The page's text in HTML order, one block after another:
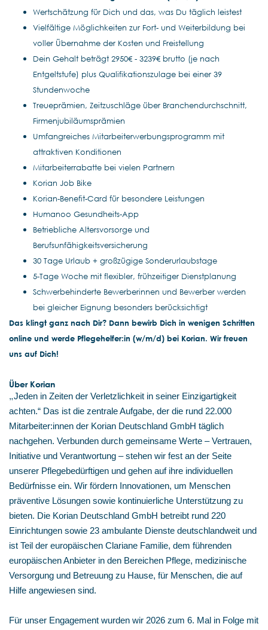
Wertschätzung für Dich und das, was Du täglich leistest
Vielfältige Möglichkeiten zur Fort- und Weiterbildung bei
voller Übernahme der Kosten und Freistellung
Dein ​​Gehalt beträgt 2950€ - 3239€ brutto (je nach
Entgeltstufe) plus Qualifikationszulage bei einer 39
Stundenwoche
Treueprämien, Zeitzuschläge über Branchendurchschnitt,
Firmenjubiläumsprämien
Umfangreiches Mitarbeiterwerbungsprogramm mit
attraktiven Konditionen
Mitarbeiterrabatte bei vielen Partnern
Korian Job Bike
Korian-Benefit-Card für besondere Leistungen
Humanoo Gesundheits-App
Betriebliche Altersvorsorge und
Berufsunfähigkeitsversicherung
30 Tage Urlaub + großzügige Sonderurlaubstage
5-Tage Woche mit flexibler, frühzeitiger Dienstplanung
Schwerbehinderte Bewerberinnen und Bewerber werden
bei gleicher Eignung besonders berücksichtigt
Das klingt ganz nach Dir? Dann bewirb Dich in wenigen Schritten
online und werde Pflegehelfer:in (w/m/d) bei Korian. Wir freuen
uns auf Dich!
Über Korian
„Jeden in Zeiten der Verletzlichkeit in seiner Einzigartigkeit
achten.“ Das ist die zentrale Aufgabe, der die rund 22.000
Mitarbeiter:innen der Korian Deutschland GmbH täglich
nachgehen. Verbunden durch gemeinsame Werte – Vertrauen,
Initiative und Verantwortung – stehen wir fest an der Seite
unserer Pflegebedürftigen und gehen auf ihre individuellen
Bedürfnisse ein. Wir fördern Innovationen, um Menschen
präventive Lösungen sowie kontinuierliche Unterstützung zu
bieten. Die Korian Deutschland GmbH betreibt rund 220
Einrichtungen sowie 23 ambulante Dienste deutschlandweit und
ist Teil der europäischen Clariane Familie, dem führenden
europäischen Anbieter in den Bereichen Pflege, medizinische
Versorgung und Betreuung zu Hause, für Menschen, die auf
Hilfe angewiesen sind.
Für unser Engagement wurden wir 2026 zum 6. Mal in Folge mit